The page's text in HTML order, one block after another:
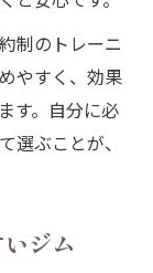
制のトレーニ
やすく、効果
す。自分に必
選ぶことが、
ジム